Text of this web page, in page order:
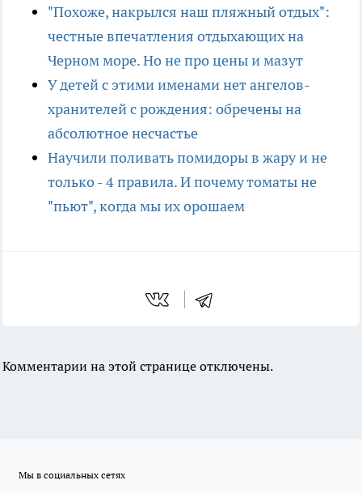
"Похоже, накрылся наш пляжный отдых":
честные впечатления отдыхающих на
Черном море. Но не про цены и мазут
У детей с этими именами нет ангелов-
хранителей с рождения: обречены на
абсолютное несчастье
Научили поливать помидоры в жару и не
только - 4 правила. И почему томаты не
"пьют", когда мы их орошаем
Комментарии на этой странице отключены.
Мы в социальных сетях